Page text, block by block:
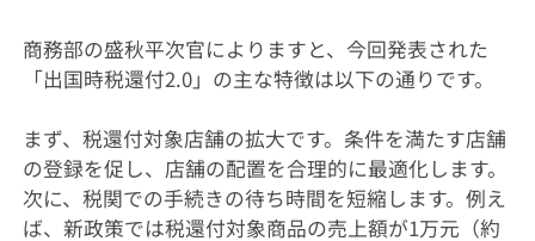
商務部の盛秋平次官によりますと、今回発表された
「出国時税還付2.0」の主な特徴は以下の通りです。
まず、税還付対象店舗の拡大です。条件を満たす店舗
の登録を促し、店舗の配置を合理的に最適化します。
次に、税関での手続きの待ち時間を短縮します。例え
ば、新政策では税還付対象商品の売上額が1万元（約